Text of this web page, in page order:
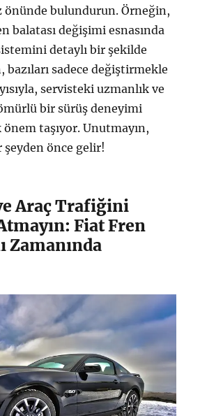
önünde bulundurun. Örneğin,
balatası değişimi esnasında
detaylı bir şekilde
sadece değiştirmekle
servisteki uzmanlık ve
bir sürüş deneyimi
önem taşıyor. Unutmayın,
önce gelir!
Araç Trafiğini
Fiat Fren
Zamanında